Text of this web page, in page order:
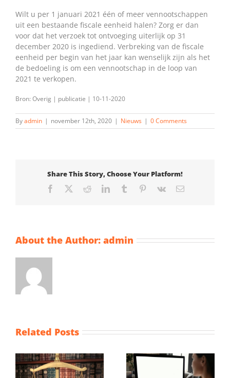
Wilt u per 1 januari 2021 één of meer vennootschappen
uit een bestaande fiscale eenheid halen? Zorg er dan
voor dat het verzoek tot ontvoeging uiterlijk op 31
december 2020 is ingediend. Verbreking van de fiscale
eenheid per begin van het jaar kan wenselijk zijn als het
de bedoeling is om een vennootschap in de loop van
2021 te verkopen.
Bron: Overig | publicatie | 10-11-2020
Byadmin | november 12th, 2020 | Nieuws | 0 Comments
Share This Story, Choose Your Platform!
Facebook RedditLinkedInTumblr Pinterest
Vk Email
About the Author: admin
Related Posts